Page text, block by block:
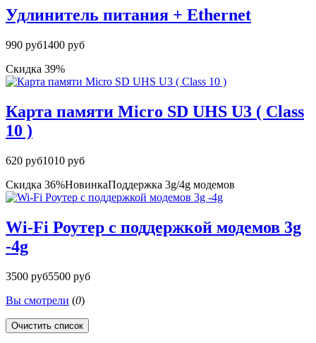
Удлинитель питания + Ethernet
990 руб1400 руб
Скидка 39%
Карта памяти Micro SD UHS U3 ( Class
10 )
620 руб1010 руб
Скидка 36%НовинкаПоддержка 3g/4g модемов
Wi-Fi Роутер с поддержкой модемов 3g
-4g
3500 руб5500 руб
Вы смотрели (0)
Очистить список